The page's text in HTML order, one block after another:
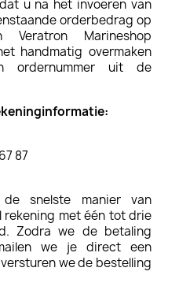
u na het invoeren van
orderbedrag op
Marineshop
handmatig overmaken
uit de
87
snelste manier van
rekening met één tot drie
Zodra we de betaling
we je direct een
we de bestelling